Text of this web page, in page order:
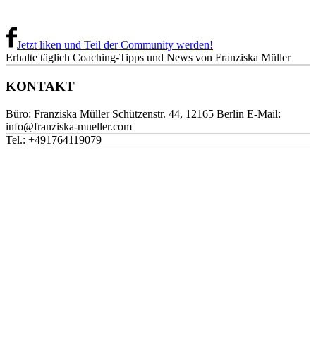
Jetzt liken und Teil der Community werden!
Erhalte täglich Coaching-Tipps und News von Franziska Müller
KONTAKT
Büro: Franziska Müller Schützenstr. 44, 12165 Berlin E-Mail:
info@franziska-mueller.com
Tel.: +491764119079